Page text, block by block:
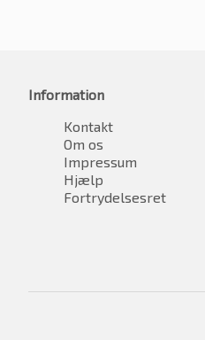
Information
Kontakt
Om os
Impressum
Hjælp
Fortrydelsesret